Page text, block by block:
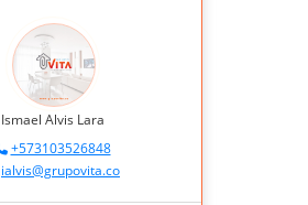
Ismael Alvis Lara
+573103526848
ialvis@grupovita.co